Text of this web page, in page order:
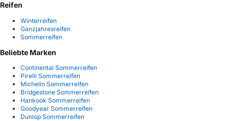
Reifen
Winterreifen
Ganzjahresreifen
Sommerreifen
Beliebte Marken
Continental Sommerreifen
Pirelli Sommerreifen
Michelin Sommerreifen
Bridgestone Sommerreifen
Hankook Sommerreifen
Goodyear Sommerreifen
Dunlop Sommerreifen